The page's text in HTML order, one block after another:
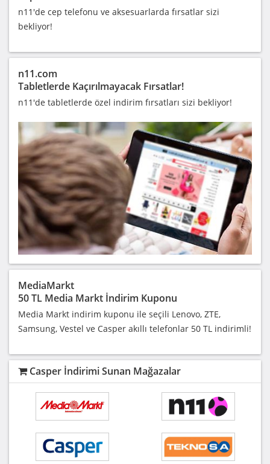
n11'de cep telefonu ve aksesuarlarda fırsatlar sizi
bekliyor!
n11.com
Tabletlerde Kaçırılmayacak Fırsatlar!
n11'de tabletlerde özel indirim fırsatları sizi bekliyor!
MediaMarkt
50 TL Media Markt İndirim Kuponu
Media Markt indirim kuponu ile seçili Lenovo, ZTE,
Samsung, Vestel ve Casper akıllı telefonlar 50 TL indirimli!
Casper İndirimi Sunan Mağazalar